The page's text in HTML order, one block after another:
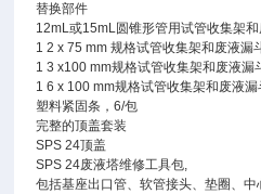
替换部件
12mL或15mL圆锥形管用试管收集架
1 2 x 75 mm 规格试管收集架和废液漏
1 3 x100 mm规格试管收集架和废液漏
1 6 x 100 mm规格试管收集架和废液漏
塑料紧固条，6/包
完整的顶盖套装
SPS 24顶盖
SPS 24废液塔维修工具包,
包括基座出口管、软管接头、垫圈、